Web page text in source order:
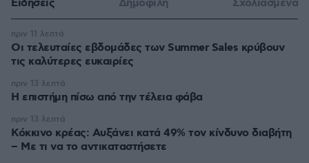
Ειδήσεις Δημοφιλή Σχολιασμένα
Οι τελευταίες εβδομάδες των Summer Sales κρύβουν
τις καλύτερες ευκαιρίες
πριν 11 λεπτά
Η επιστήμη πίσω από την τέλεια φάβα
πριν 13 λεπτά
Κόκκινο κρέας: Αυξάνει κατά 49% τον κίνδυνο διαβήτη
– Με τι να το αντικαταστήσετε
πριν 13 λεπτά